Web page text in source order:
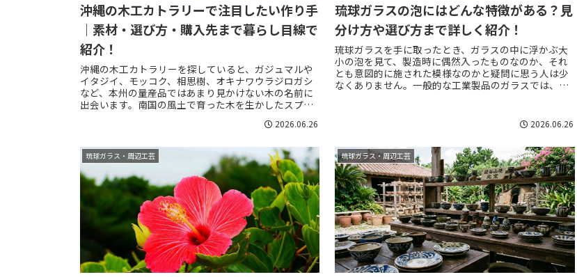
沖縄の木工カトラリーで注目したい作り手
｜素材・選び方・購入先まで暮らし目線で
紹介！
沖縄の木工カトラリーを探していると、ガジュマルや
イタジイ、モッコク、相思樹、オキナワウラジロガシ
など、本州の量産品ではあまり見かけない木の名前に
出会います。南国の風土で育った木を生かしたスプー
2026.06.26
琉球ガラスの泡にはどんな特徴がある？見
分け方や選び方まで詳しく紹介！
琉球ガラスを手に取ったとき、ガラスの中に浮かぶ大
小の泡を見て、製造時に偶然入ったものなのか、それ
とも意図的に施された模様なのかと疑問に思う人は少
なくありません。一般的な工業製品のガラスでは、内
2026.06.26
琉球ガラス・周辺工芸 琉球ガラス・周辺工芸